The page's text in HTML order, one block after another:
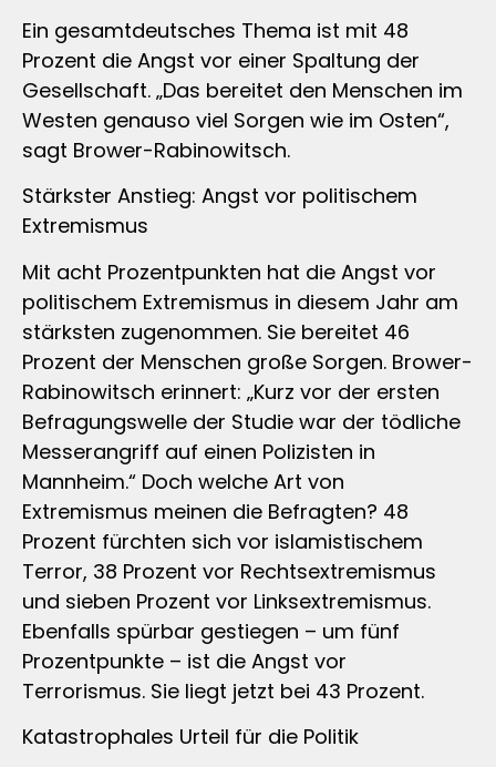
Ein gesamtdeutsches Thema ist mit 48
Prozent die Angst vor einer Spaltung der
Gesellschaft. „Das bereitet den Menschen im
Westen genauso viel Sorgen wie im Osten“,
sagt Brower-Rabinowitsch.
Stärkster Anstieg: Angst vor politischem
Extremismus
Mit acht Prozentpunkten hat die Angst vor
politischem Extremismus in diesem Jahr am
stärksten zugenommen. Sie bereitet 46
Prozent der Menschen große Sorgen. Brower-
Rabinowitsch erinnert: „Kurz vor der ersten
Befragungswelle der Studie war der tödliche
Messerangriff auf einen Polizisten in
Mannheim.“ Doch welche Art von
Extremismus meinen die Befragten? 48
Prozent fürchten sich vor islamistischem
Terror, 38 Prozent vor Rechtsextremismus
und sieben Prozent vor Linksextremismus.
Ebenfalls spürbar gestiegen – um fünf
Prozentpunkte – ist die Angst vor
Terrorismus. Sie liegt jetzt bei 43 Prozent.
Katastrophales Urteil für die Politik